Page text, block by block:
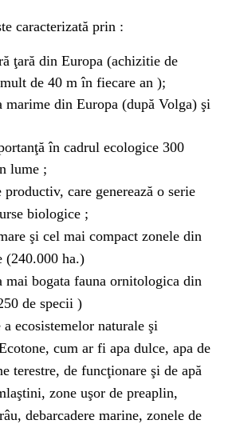
caracterizată prin :
ţară din Europa (achizitie de
de 40 m în fiecare an );
marime din Europa (după Volga) şi
în cadrul ecologice 300
lume ;
productiv, care generează o serie
biologice ;
şi cel mai compact zonele din
(240.000 ha.)
mai bogata fauna ornitologica din
de specii )
ecosistemelor naturale şi
cum ar fi apa dulce, apa de
terestre, de funcţionare şi de apă
zone uşor de preaplin,
debarcadere marine, zonele de